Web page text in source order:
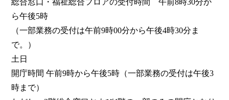
総合窓口・福祉総合フロアの受付時間　午前8時30分か
ら午後5時
（一部業務の受付は午前9時00分から午後4時30分ま
で。）
土日
開庁時間 午前9時から午後5時（一部業務の受付は午後3
時まで）